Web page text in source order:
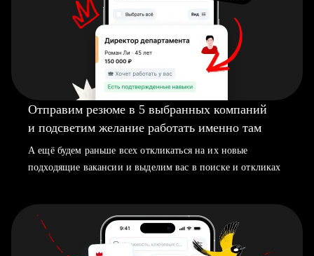
Отправим резюме в 5 выбранных компаний
и подсветим желание работать именно там
А ещё будем раньше всех откликаться на их новые
подходящие вакансии и выделим вас в поиске и откликах